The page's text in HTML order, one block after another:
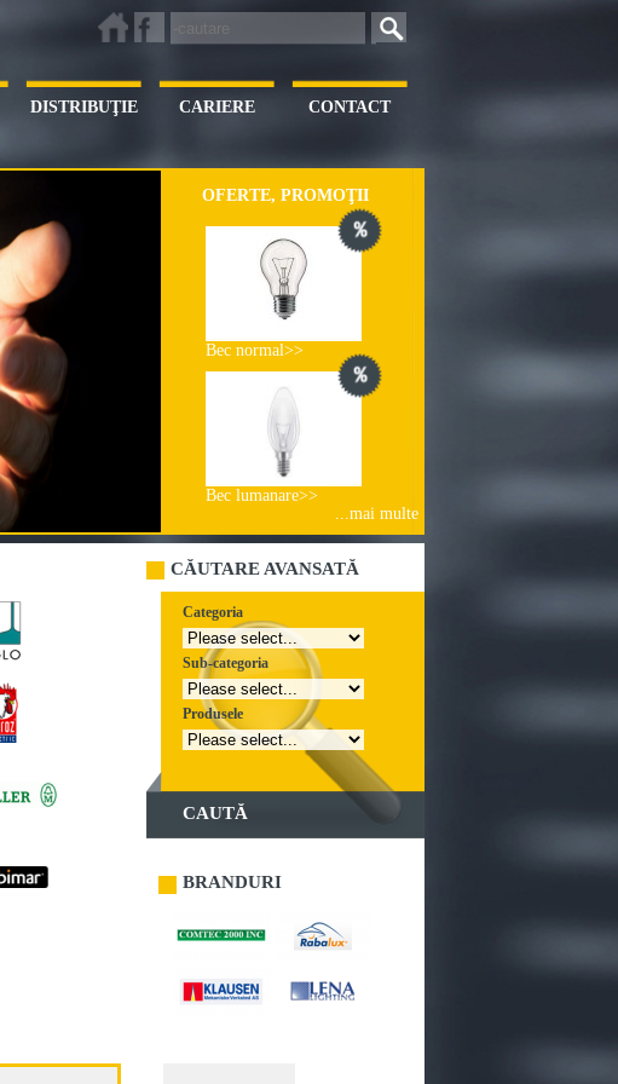
DISTRIBUŢIE CARIERE CONTACT
OFERTE, PROMOŢII
Bec normal>>
Bec lumanare>>
...mai multe
CĂUTARE AVANSATĂ
Categoria
Sub-categoria
Produsele
CAUTĂ
BRANDURI